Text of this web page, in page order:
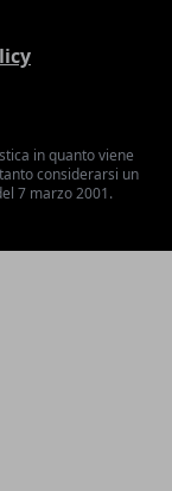
in quanto viene
considerarsi un
7 marzo 2001.